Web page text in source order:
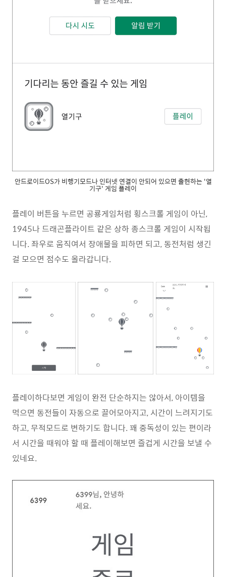
안드로이드OS가 비행기모드나 인터넷 연결이 안되어 있으면 출현하는 '열
기구' 게임 플레이
플레이 버튼을 누르면 공룡게임처럼 횡스크롤 게임이 아닌,
1945나 드래곤플라이트 같은 상하 종스크롤 게임이 시작됩
니다. 좌우로 움직여서 장애물을 피하면 되고, 동전처럼 생긴
걸 모으면 점수도 올라갑니다.
플레이하다보면 게임이 완전 단순하지는 않아서, 아이템을
먹으면 동전들이 자동으로 끌어모아지고, 시간이 느려지기도
하고, 무적모드로 변하기도 합니다. 꽤 중독성이 있는 편이라
서 시간을 때워야 할 때 플레이해보면 즐겁게 시간을 보낼 수
있네요.